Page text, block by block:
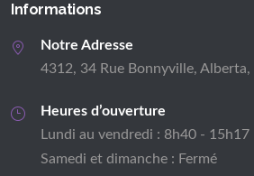
Informations
Notre Adresse
4312, 34 Rue Bonnyville, Alberta,
Heures d’ouverture
Lundi au vendredi : 8h40 - 15h17
Samedi et dimanche : Fermé